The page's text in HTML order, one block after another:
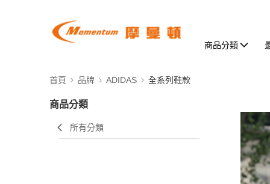
商品分類
首頁 品牌 ADIDAS 全系列鞋款
商品分類
所有分類